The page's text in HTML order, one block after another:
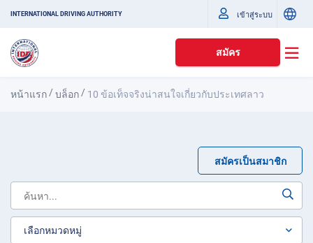
INTERNATIONAL DRIVING AUTHORITY เข้าสู่ระบบ
สมัคร
หน้าแรก /บล็อก / 10 ข้อเท็จจริงน่าสนใจเกี่ยวกับประเทศลาว
สมัครเป็นสมาชิก